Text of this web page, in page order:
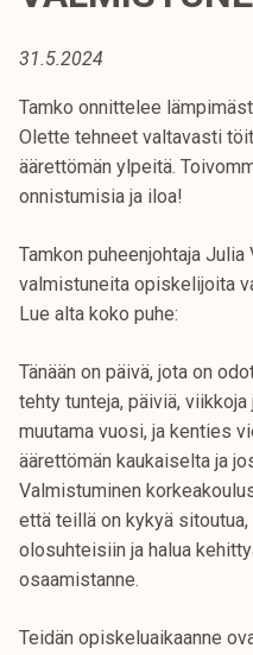
o
r
k
e
k
o
u
u
n
o
p
i
s
k
e
i
31.5.2024
Tamko onnittelee
Olette tehneet valtavasti
äärettömän ylpeitä.
onnistumisia ja iloa!
Tamkon puheenjohtaja Julia
valmistuneita opiskelijoita
Lue alta koko puhe:
Tänään on päivä, jota on
tehty tunteja, päiviä,
muutama vuosi, ja kenties
äärettömän kaukaiselta ja
Valmistuminen
että teillä on kykyä
olosuhteisiin ja halua
osaamistanne.
Teidän opiskeluaikaanne